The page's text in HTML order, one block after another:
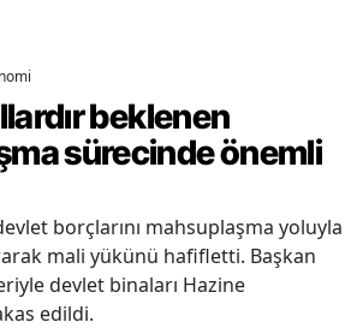
beklenen
sürecinde önemli
borçlarını mahsuplaşma yoluyla
mali yükünü hafifletti. Başkan
devlet binaları Hazine
edildi.